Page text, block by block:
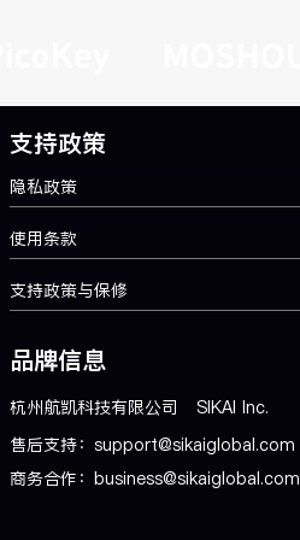
支持政策
隐私政策
使用条款
支持政策与保修
品牌信息
杭州航凯科技有限公司 SIKAI Inc.
售后支持： support@sikaiglobal.com
商务合作： business@sikaiglobal.com